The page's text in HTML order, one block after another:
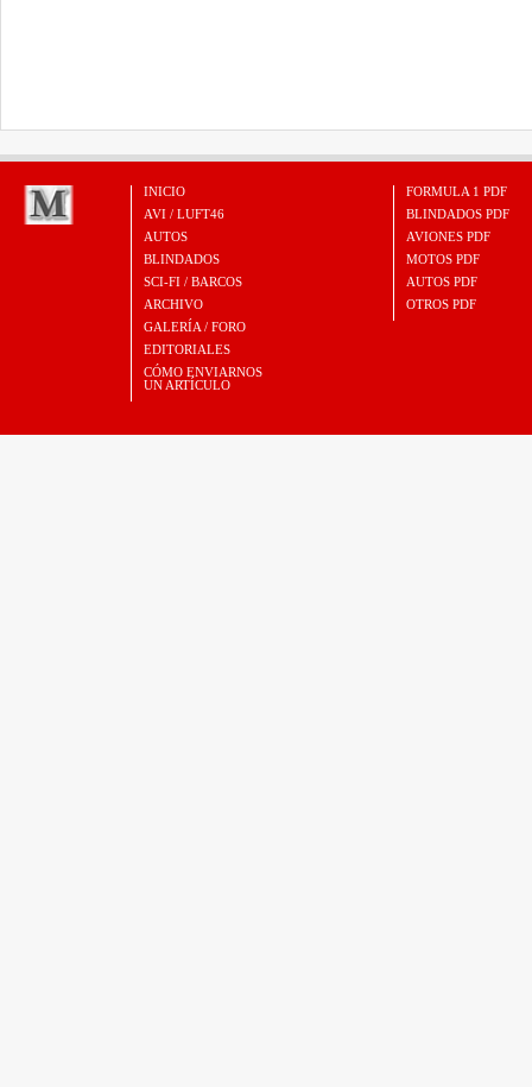
INICIO
AVI / LUFT46
AUTOS
BLINDADOS
SCI-FI / BARCOS
ARCHIVO
GALERÍA / FORO
EDITORIALES
CÓMO ENVIARNOS
UN ARTÍCULO
FORMULA 1 PDF
BLINDADOS PDF
AVIONES PDF
MOTOS PDF
AUTOS PDF
OTROS PDF